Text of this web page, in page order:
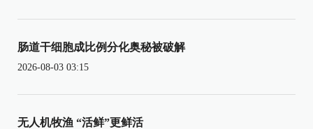
肠道干细胞成比例分化奥秘被破解
2026-08-03 03:15
无人机牧渔 “活鲜”更鲜活